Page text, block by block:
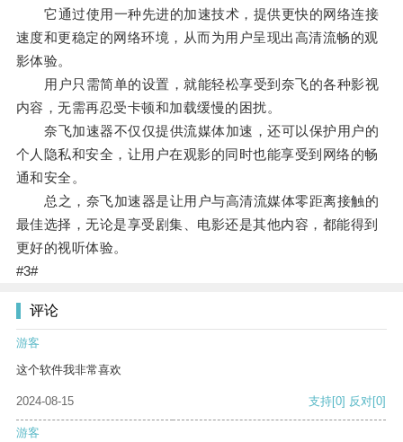
它通过使用一种先进的加速技术，提供更快的网络连接
速度和更稳定的网络环境，从而为用户呈现出高清流畅的观
影体验。
用户只需简单的设置，就能轻松享受到奈飞的各种影视
内容，无需再忍受卡顿和加载缓慢的困扰。
奈飞加速器不仅仅提供流媒体加速，还可以保护用户的
个人隐私和安全，让用户在观影的同时也能享受到网络的畅
通和安全。
总之，奈飞加速器是让用户与高清流媒体零距离接触的
最佳选择，无论是享受剧集、电影还是其他内容，都能得到
更好的视听体验。
#3#
评论
游客
这个软件我非常喜欢
2024-08-15 支持[0] 反对[0]
游客